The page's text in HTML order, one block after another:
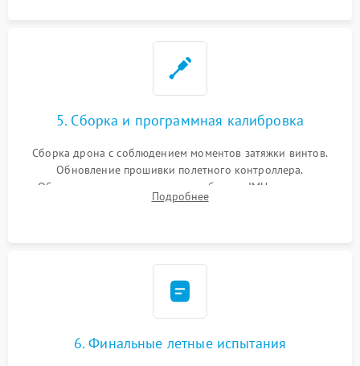
5. Сборка и программная калибровка
Сборка дрона с соблюдением моментов затяжки винтов.
Обновление прошивки полетного контроллера.
Обязательная программная калибровка IMU-сенсоров,
компаса, датчиков позиционирования и горизонта подвеса
Подробнее
6. Финальные летные испытания